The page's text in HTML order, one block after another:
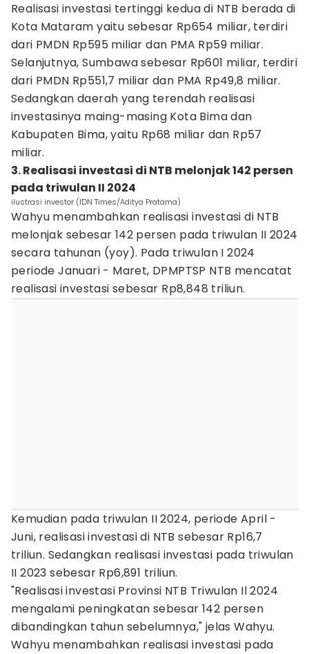
Realisasi investasi tertinggi kedua di NTB berada di
Kota Mataram yaitu sebesar Rp654 miliar, terdiri
dari PMDN Rp595 miliar dan PMA Rp59 miliar.
Selanjutnya, Sumbawa sebesar Rp601 miliar, terdiri
dari PMDN Rp551,7 miliar dan PMA Rp49,8 miliar.
Sedangkan daerah yang terendah realisasi
investasinya maing-masing Kota Bima dan
Kabupaten Bima, yaitu Rp68 miliar dan Rp57
miliar.
3. Realisasi investasi di NTB melonjak 142 persen
pada triwulan II 2024
ilustrasi investor (IDN Times/Aditya Pratama)
Wahyu menambahkan realisasi investasi di NTB
melonjak sebesar 142 persen pada triwulan II 2024
secara tahunan (yoy). Pada triwulan I 2024
periode Januari - Maret, DPMPTSP NTB mencatat
realisasi investasi sebesar Rp8,848 triliun.
Kemudian pada triwulan II 2024, periode April -
Juni, realisasi investasi di NTB sebesar Rp16,7
triliun. Sedangkan realisasi investasi pada triwulan
II 2023 sebesar Rp6,891 triliun.
"Realisasi investasi Provinsi NTB Triwulan Il 2024
mengalami peningkatan sebesar 142 persen
dibandingkan tahun sebelumnya," jelas Wahyu.
Wahyu menambahkan realisasi investasi pada